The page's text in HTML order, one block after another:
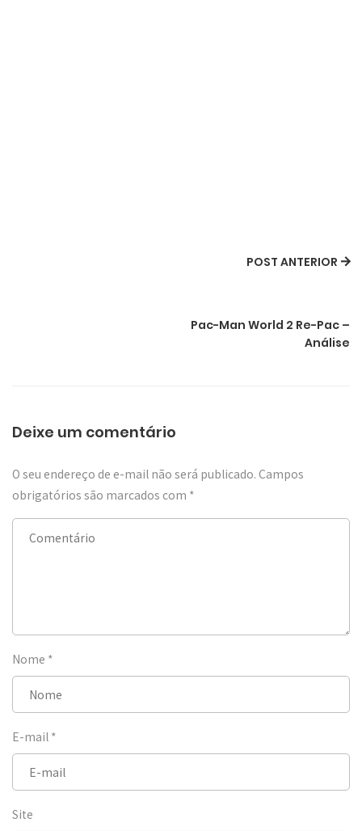
POST ANTERIOR
Pac-Man World 2 Re-Pac –
Análise
Deixe um comentário
O seu endereço de e-mail não será publicado. Campos
obrigatórios são marcados com *
Nome *
E-mail *
Site